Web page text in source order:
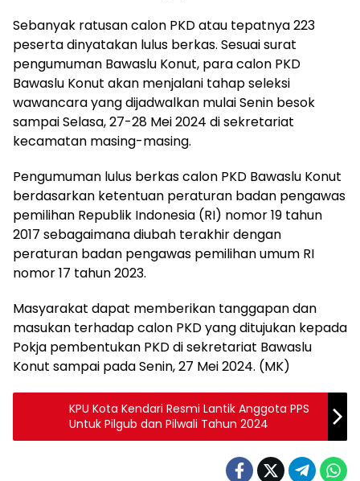
Sebanyak ratusan calon PKD atau tepatnya 223
peserta dinyatakan lulus berkas. Sesuai surat
pengumuman Bawaslu Konut, para calon PKD
Bawaslu Konut akan menjalani tahap seleksi
wawancara yang dijadwalkan mulai Senin besok
sampai Selasa, 27-28 Mei 2024 di sekretariat
kecamatan masing-masing.
Pengumuman lulus berkas calon PKD Bawaslu Konut
berdasarkan ketentuan peraturan badan pengawas
pemilihan Republik Indonesia (RI) nomor 19 tahun
2017 sebagaimana diubah terakhir dengan
peraturan badan pengawas pemilihan umum RI
nomor 17 tahun 2023.
Masyarakat dapat memberikan tanggapan dan
masukan terhadap calon PKD yang ditujukan kepada
Pokja pembentukan PKD di sekretariat Bawaslu
Konut sampai pada Senin, 27 Mei 2024. (MK)
KPU Kota Kendari Resmi Lantik Anggota PPS
Untuk Pilgub dan Pilwali Tahun 2024